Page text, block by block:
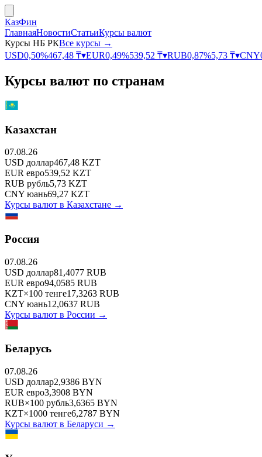
КазФин
ГлавнаяНовостиСтатьиКурсы валют
Курсы НБ РКВсе курсы →
USD0,50%467,48 ₸▾EUR0,49%539,52 ₸▾RUB0,87%5,73 ₸▾CNY
Курсы валют по странам
Казахстан
07.08.26
USD доллар467,48 KZT
EUR евро539,52 KZT
RUB рубль5,73 KZT
CNY юань69,27 KZT
Курсы валют в Казахстане →
Россия
07.08.26
USD доллар81,4077 RUB
EUR евро94,0585 RUB
KZT×100 тенге17,3263 RUB
CNY юань12,0637 RUB
Курсы валют в России →
Беларусь
07.08.26
USD доллар2,9386 BYN
EUR евро3,3908 BYN
RUB×100 рубль3,6365 BYN
KZT×1000 тенге6,2787 BYN
Курсы валют в Беларуси →